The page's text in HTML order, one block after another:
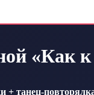
«Как к
+ танец-